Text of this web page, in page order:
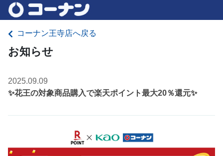
コーナン王寺店へ戻る
お知らせ
2025.09.09
✨花王の対象商品購入で楽天ポイント最大20％還元✨